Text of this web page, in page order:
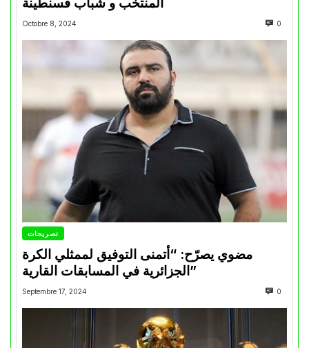
المنتخب و شباب قسنطينة
Octobre 8, 2024 0
تصريحات
مضوي يصرّح: “أتمنى التوفيق لممثلي الكرة
الجزائرية في المسابقات القارية”
Septembre 17, 2024 0